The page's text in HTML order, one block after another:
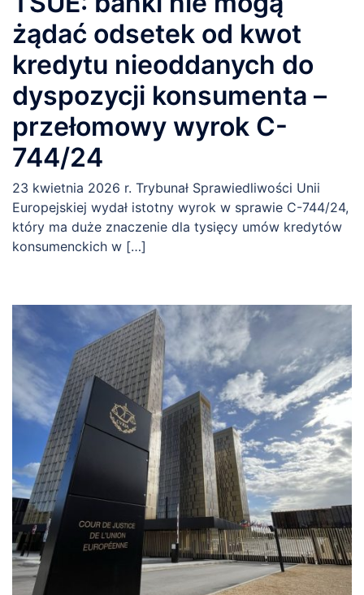
żądać odsetek od kwot
kredytu nieoddanych do
dyspozycji konsumenta –
przełomowy wyrok C-
744/24
23 kwietnia 2026 r. Trybunał Sprawiedliwości Unii
Europejskiej wydał istotny wyrok w sprawie C-744/24,
który ma duże znaczenie dla tysięcy umów kredytów
konsumenckich w […]